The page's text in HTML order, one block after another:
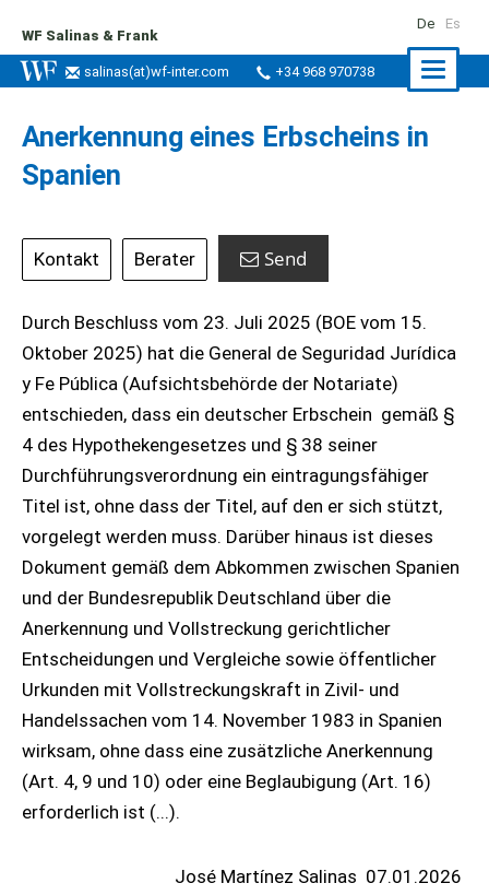
WF Salinas & Frank
salinas(at)wf-inter.com +34 968 970738
De Es
Anerkennung eines Erbscheins in
Spanien
Kontakt Berater Send
Durch Beschluss vom 23. Juli 2025 (BOE vom 15.
Oktober 2025) hat die General de Seguridad Jurídica
y Fe Pública (Aufsichtsbehörde der Notariate)
entschieden, dass ein deutscher Erbschein gemäß §
4 des Hypothekengesetzes und § 38 seiner
Durchführungsverordnung ein eintragungsfähiger
Titel ist, ohne dass der Titel, auf den er sich stützt,
vorgelegt werden muss. Darüber hinaus ist dieses
Dokument gemäß dem Abkommen zwischen Spanien
und der Bundesrepublik Deutschland über die
Anerkennung und Vollstreckung gerichtlicher
Entscheidungen und Vergleiche sowie öffentlicher
Urkunden mit Vollstreckungskraft in Zivil- und
Handelssachen vom 14. November 1983 in Spanien
wirksam, ohne dass eine zusätzliche Anerkennung
(Art. 4, 9 und 10) oder eine Beglaubigung (Art. 16)
erforderlich ist (...).
José Martínez Salinas 07.01.2026